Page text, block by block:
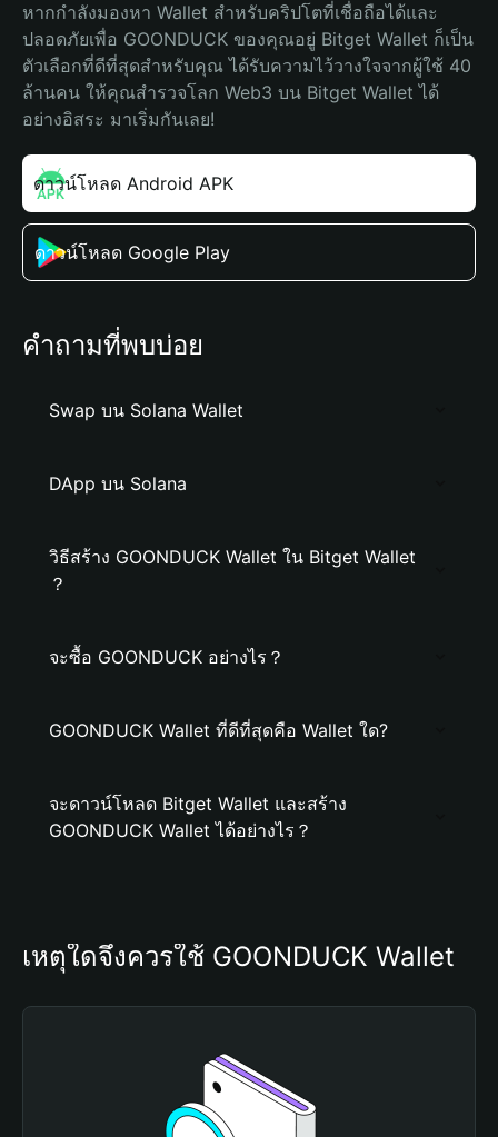
หากกำลังมองหา Wallet สำหรับคริปโตที่เชื่อถือได้และ
ปลอดภัยเพื่อ GOONDUCK ของคุณอยู่ Bitget Wallet ก็เป็น
ตัวเลือกที่ดีที่สุดสำหรับคุณ ได้รับความไว้วางใจจากผู้ใช้ 40
ล้านคน ให้คุณสำรวจโลก Web3 บน Bitget Wallet ได้
อย่างอิสระ มาเริ่มกันเลย!
ดาวน์โหลด Android APK
ดาวน์โหลด Google Play
คำถามที่พบบ่อย
Swap บน Solana Wallet
DApp บน Solana
วิธีสร้าง GOONDUCK Wallet ใน Bitget Wallet
？
จะซื้อ GOONDUCK อย่างไร？
GOONDUCK Wallet ที่ดีที่สุดคือ Wallet ใด?
จะดาวน์โหลด Bitget Wallet และสร้าง
GOONDUCK Wallet ได้อย่างไร？
เหตุใดจึงควรใช้ GOONDUCK Wallet